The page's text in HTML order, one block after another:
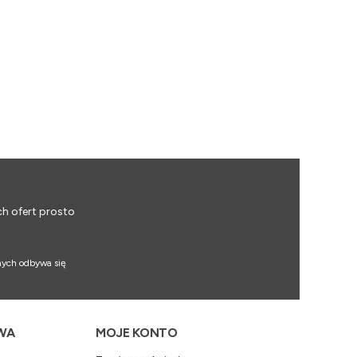
ofert prosto
odbywa się
MOJE KONTO